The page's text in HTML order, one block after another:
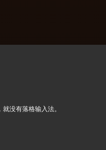
没有落格输入法。